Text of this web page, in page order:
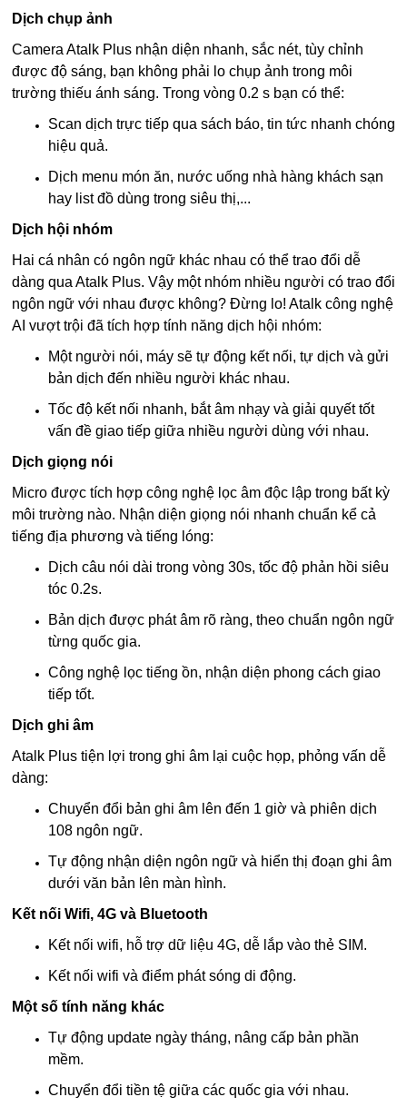
Dịch chụp ảnh
Camera Atalk Plus nhận diện nhanh, sắc nét, tùy chỉnh
được độ sáng, bạn không phải lo chụp ảnh trong môi
trường thiếu ánh sáng. Trong vòng 0.2 s bạn có thể:
Scan dịch trực tiếp qua sách báo, tin tức nhanh chóng
hiệu quả.
Dịch menu món ăn, nước uống nhà hàng khách sạn
hay list đồ dùng trong siêu thị,...
Dịch hội nhóm
Hai cá nhân có ngôn ngữ khác nhau có thể trao đổi dễ
dàng qua Atalk Plus. Vậy một nhóm nhiều người có trao đổi
ngôn ngữ với nhau được không? Đừng lo! Atalk công nghệ
AI vượt trội đã tích hợp tính năng dịch hội nhóm:
Một người nói, máy sẽ tự động kết nối, tự dịch và gửi
bản dịch đến nhiều người khác nhau.
Tốc độ kết nối nhanh, bắt âm nhạy và giải quyết tốt
vấn đề giao tiếp giữa nhiều người dùng với nhau.
Dịch giọng nói
Micro được tích hợp công nghệ lọc âm độc lập trong bất kỳ
môi trường nào. Nhận diện giọng nói nhanh chuẩn kể cả
tiếng địa phương và tiếng lóng:
Dịch câu nói dài trong vòng 30s, tốc độ phản hồi siêu
tóc 0.2s.
Bản dịch được phát âm rõ ràng, theo chuẩn ngôn ngữ
từng quốc gia.
Công nghệ lọc tiếng ồn, nhận diện phong cách giao
tiếp tốt.
Dịch ghi âm
Atalk Plus tiện lợi trong ghi âm lại cuộc họp, phỏng vấn dễ
dàng:
Chuyển đổi bản ghi âm lên đến 1 giờ và phiên dịch
108 ngôn ngữ.
Tự động nhận diện ngôn ngữ và hiển thị đoạn ghi âm
dưới văn bản lên màn hình.
Kết nối Wifi, 4G và Bluetooth
Kết nối wifi, hỗ trợ dữ liệu 4G, dễ lắp vào thẻ SIM.
Kết nối wifi và điểm phát sóng di động.
Một số tính năng khác
Tự động update ngày tháng, nâng cấp bản phần
mềm.
Chuyển đổi tiền tệ giữa các quốc gia với nhau.